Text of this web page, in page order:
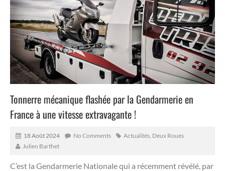
Tonnerre mécanique flashée par la Gendarmerie en
France à une vitesse extravagante !
18 Août 2024 No Comments Actualités Deux Roues
Julien Barthet
C’est la Gendarmerie Nationale qui a récemment révélé, par